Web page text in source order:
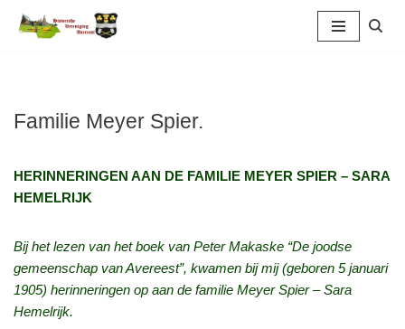
inhoud
Familie Meyer Spier.
HERINNERINGEN AAN DE FAMILIE MEYER SPIER – SARA
HEMELRIJK
Bij het lezen van het boek van Peter Makaske “De joodse
gemeenschap van Avereest”, kwamen bij mij (geboren 5 januari
1905) herinneringen op aan de familie Meyer Spier – Sara
Hemelrijk.